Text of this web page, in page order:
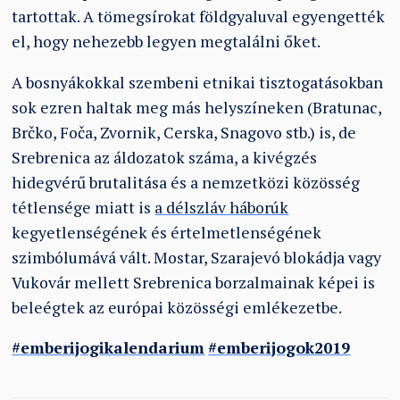
tartottak. A tömegsírokat földgyaluval egyengették
el, hogy nehezebb legyen megtalálni őket.
A bosnyákokkal szembeni etnikai tisztogatásokban
sok ezren haltak meg más helyszíneken (Bratunac,
Brčko, Foča, Zvornik, Cerska, Snagovo stb.) is, de
Srebrenica az áldozatok száma, a kivégzés
hidegvérű brutalitása és a nemzetközi közösség
tétlensége miatt is a délszláv háborúk
kegyetlenségének és értelmetlenségének
szimbólumává vált. Mostar, Szarajevó blokádja vagy
Vukovár mellett Srebrenica borzalmainak képei is
beleégtek az európai közösségi emlékezetbe.
#emberijogikalendarium#emberijogok2019